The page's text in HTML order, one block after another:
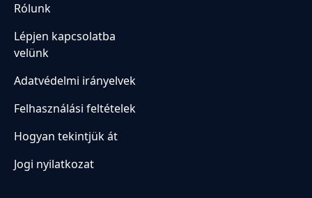
Rólunk
Lépjen kapcsolatba
velünk
Adatvédelmi irányelvek
Felhasználási feltételek
Hogyan tekintjük át
Jogi nyilatkozat